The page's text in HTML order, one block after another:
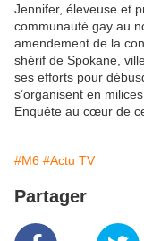
Jennifer, éleveuse et
communauté gay au
amendement de la
shérif de Spokane,
ses efforts pour
s’organisent en
Enquête au cœur de
#M6 #Actu TV
Partager